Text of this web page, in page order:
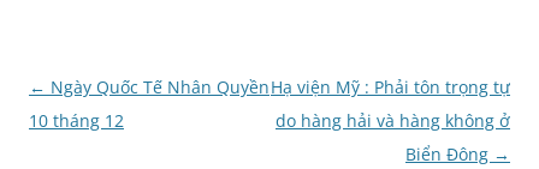
Post
navigation
← Ngày Quốc Tế Nhân Quyền
10 tháng 12
Hạ viện Mỹ : Phải tôn trọng tự
do hàng hải và hàng không ở
Biển Đông →